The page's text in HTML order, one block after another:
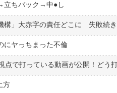
立ちバック→中●︎し
構」大赤字の責任どこに 失敗続
にヤっちまった不倫
で打っている動画が公開！どう
方